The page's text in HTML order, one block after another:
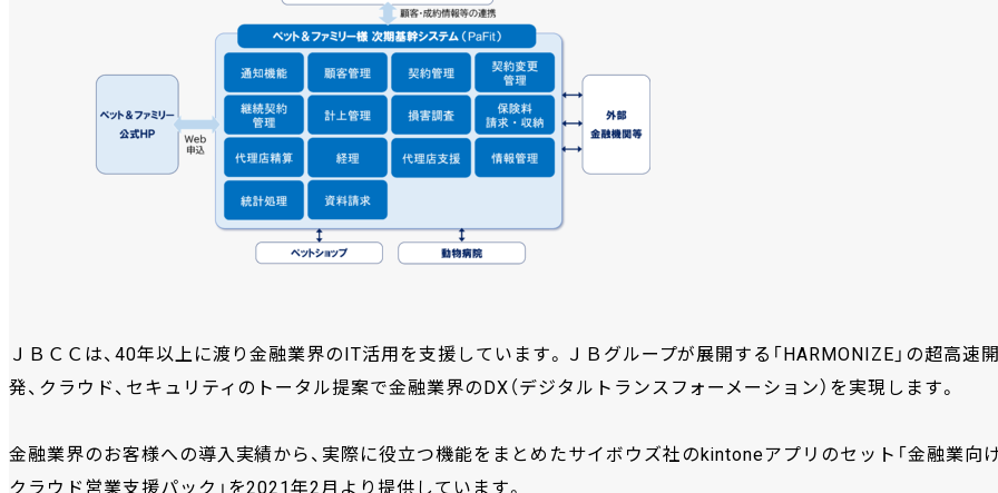
ＪＢＣＣは、40年以上に渡り金融業界のIT活用を支援しています。ＪＢグループが展開する「HARMONIZE」の超高速
発、クラウド、セキュリティのトータル提案で金融業界のDX（デジタルトランスフォーメーション）を実現します。
金融業界のお客様への導入実績から、実際に役立つ機能をまとめたサイボウズ社のkintoneアプリのセット「金融業向
クラウド営業支援パック」を2021年2月より提供しています。